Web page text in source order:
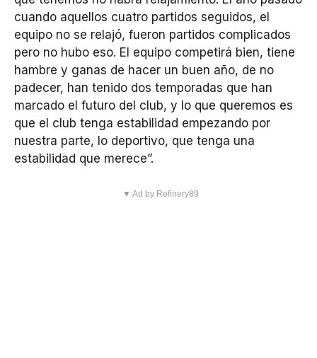
cuando aquellos cuatro partidos seguidos, el
equipo no se relajó, fueron partidos complicados
pero no hubo eso. El equipo competirá bien, tiene
hambre y ganas de hacer un buen año, de no
padecer, han tenido dos temporadas que han
marcado el futuro del club, y lo que queremos es
que el club tenga estabilidad empezando por
nuestra parte, lo deportivo, que tenga una
estabilidad que merece”.
▼ Ad by Refinery89